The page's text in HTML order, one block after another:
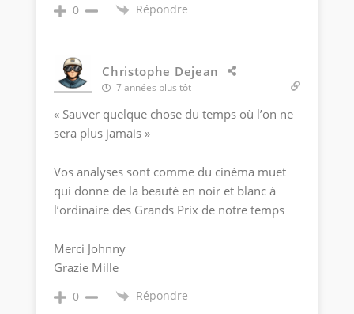
0 Répondre
Christophe Dejean
7 années plus tôt
« Sauver quelque chose du temps où l’on ne
sera plus jamais »
Vos analyses sont comme du cinéma muet
qui donne de la beauté en noir et blanc à
l’ordinaire des Grands Prix de notre temps
Merci Johnny
Grazie Mille
0 Répondre